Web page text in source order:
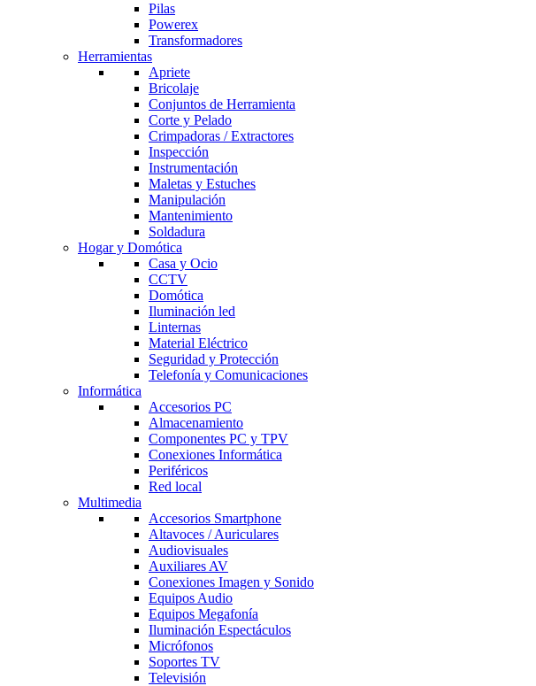
Pilas
Powerex
Transformadores
Herramientas
Apriete
Bricolaje
Conjuntos de Herramienta
Corte y Pelado
Crimpadoras / Extractores
Inspección
Instrumentación
Maletas y Estuches
Manipulación
Mantenimiento
Soldadura
Hogar y Domótica
Casa y Ocio
CCTV
Domótica
Iluminación led
Linternas
Material Eléctrico
Seguridad y Protección
Telefonía y Comunicaciones
Informática
Accesorios PC
Almacenamiento
Componentes PC y TPV
Conexiones Informática
Periféricos
Red local
Multimedia
Accesorios Smartphone
Altavoces / Auriculares
Audiovisuales
Auxiliares AV
Conexiones Imagen y Sonido
Equipos Audio
Equipos Megafonía
Iluminación Espectáculos
Micrófonos
Soportes TV
Televisión